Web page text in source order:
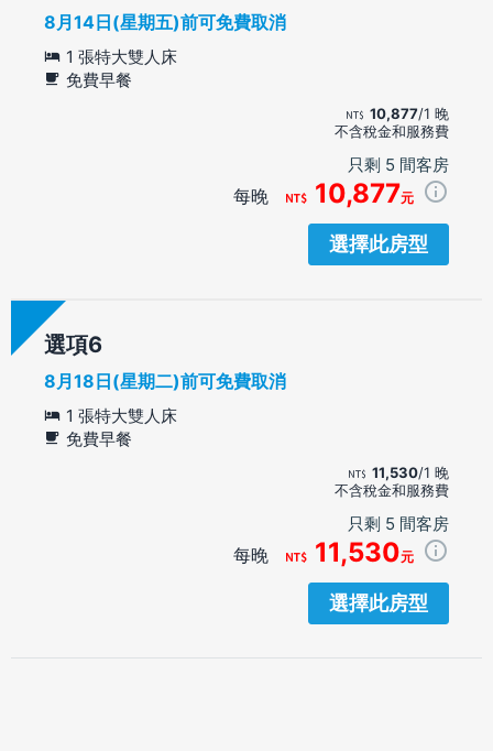
8月14日(星期五)前可免費取消
1 張特大雙人床
免費早餐
10,877/1 晚
不含稅金和服務費
只剩 5 間客房
每晚 10,877元
選擇此房型
選項
8月18日(星期二)前可免費取消
1 張特大雙人床
免費早餐
11,530/1 晚
不含稅金和服務費
只剩 5 間客房
每晚 11,530元
選擇此房型